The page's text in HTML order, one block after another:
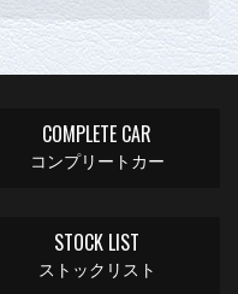
COMPLETE CAR
コンプリートカー
STOCK LIST
ストックリスト